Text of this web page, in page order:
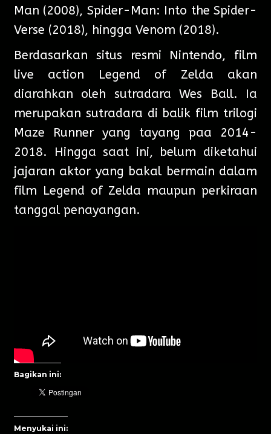
Man (2008), Spider-Man: Into the Spider-
Verse (2018), hingga Venom (2018).
Berdasarkan situs resmi Nintendo, film
live action Legend of Zelda akan
diarahkan oleh sutradara Wes Ball. Ia
merupakan sutradara di balik film trilogi
Maze Runner yang tayang paa 2014-
2018. Hingga saat ini, belum diketahui
jajaran aktor yang bakal bermain dalam
film Legend of Zelda maupun perkiraan
tanggal penayangan.
Bagikan ini:
Menyukai ini: